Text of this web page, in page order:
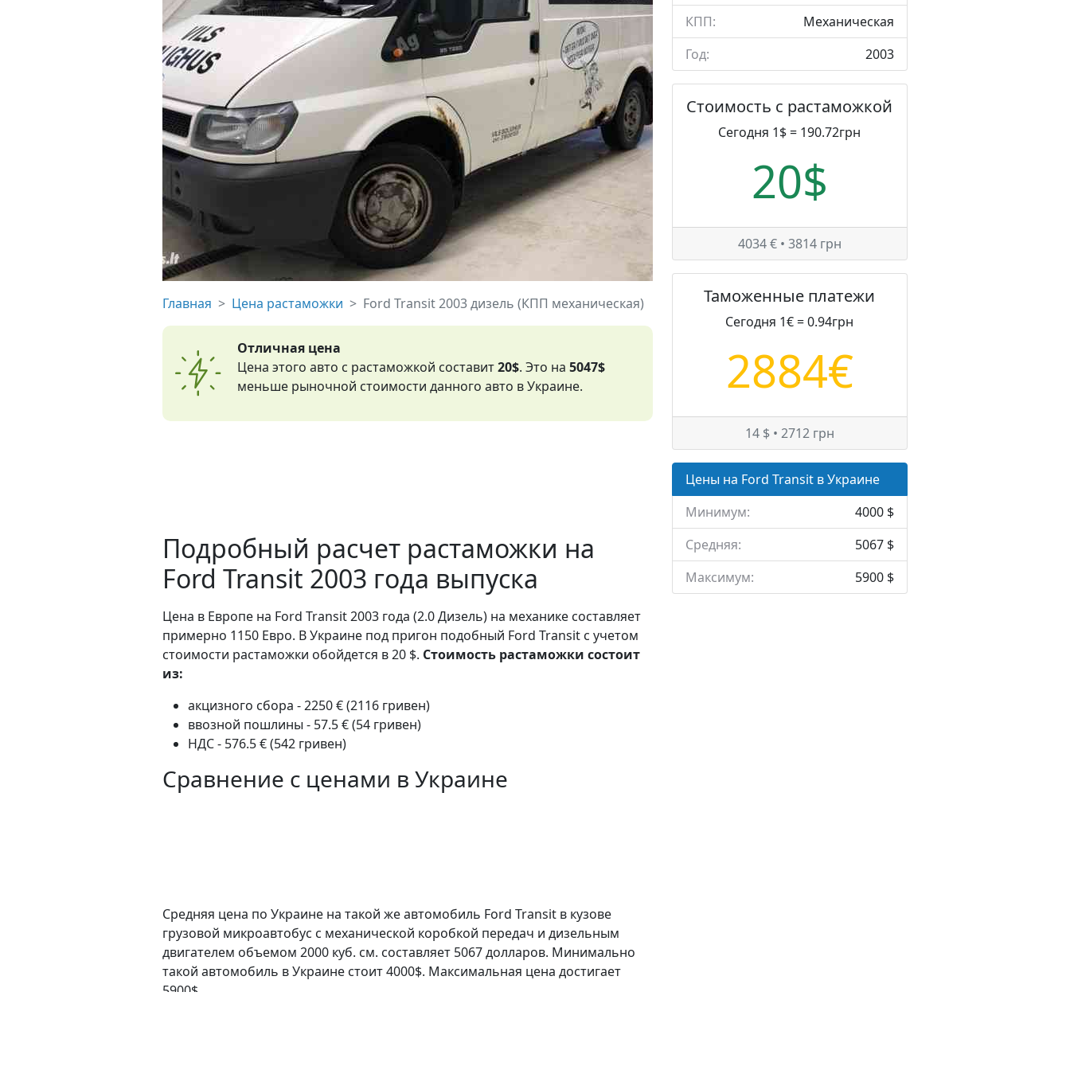
Главная Цена растаможки Ford Transit 2003 дизель (КПП механическая)
Отличная цена
Цена этого авто с растаможкой составит20$. Это на5047$
меньше рыночной стоимости данного авто в Украине.
Подробный расчет растаможки на
Ford Transit 2003 года выпуска
Цена в Европе на Ford Transit 2003 года (2.0 Дизель) на механике составляет
примерно 1150 Евро. В Украине под пригон подобный Ford Transit с учетом
стоимости растаможки обойдется в 20 $. Стоимость растаможки состоит
из:
акцизного сбора - 2250 € (2116 гривен)
ввозной пошлины - 57.5 € (54 гривен)
НДС - 576.5 € (542 гривен)
Сравнение с ценами в Украине
Средняя цена по Украине на такой же автомобиль Ford Transit в кузове
грузовой микроавтобус c механической коробкой передач и дизельным
двигателем объемом 2000 куб. см. составляет 5067 долларов. Минимально
такой автомобиль в Украине стоит 4000$. Максимальная цена достигает
5900$.
КПП:
Механическая
Год:
2003
Стоимость с растаможкой
Сегодня 1$ = 190.72грн
20$
4034 € • 3814 грн
Таможенные платежи
Сегодня 1€ = 0.94грн
2884€
14 $ • 2712 грн
Цены на Ford Transit в Украине
Минимум:
4000 $
Средняя:
5067 $
Максимум:
5900 $